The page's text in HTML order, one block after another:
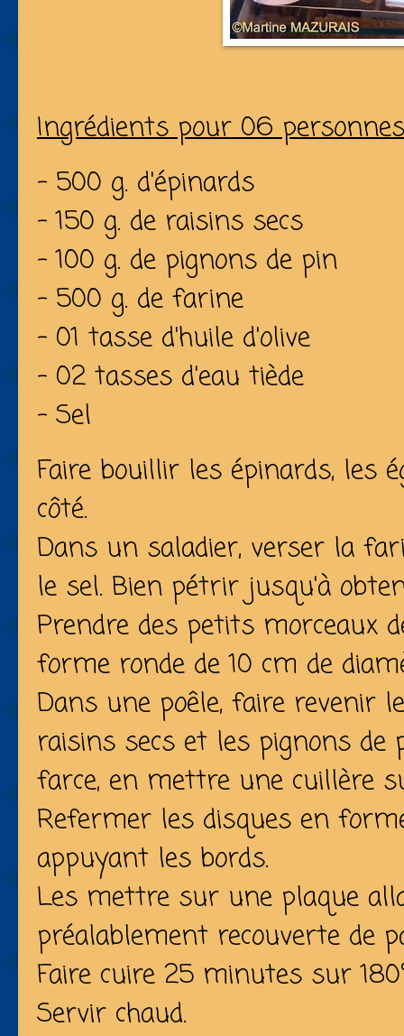
Ingrédients pour 06 personnes
- 500 g. d'épinards
- 150 g. de raisins secs
- 100 g. de pignons de pin
- 500 g. de farine
- 01 tasse d'huile d'olive
- 02 tasses d'eau tiède
- Sel
Faire bouillir les épinards, les
côté.
Dans un saladier, verser la
le sel. Bien pétrir jusqu'à
Prendre des petits morceaux
forme ronde de 10 cm de
Dans une poêle, faire revenir
raisins secs et les pignons de
farce, en mettre une cuillère
Refermer les disques en
appuyant les bords.
Les mettre sur une plaque
préalablement recouverte de
Faire cuire 25 minutes sur
Servir chaud.